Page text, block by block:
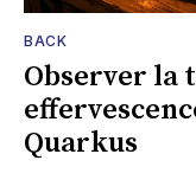
BACK
Observer la
Quarkus